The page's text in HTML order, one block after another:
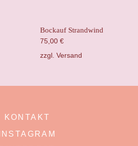
Bockauf Strandwind
75,00 €
zzgl. Versand
KONTAKT
INSTAGRAM